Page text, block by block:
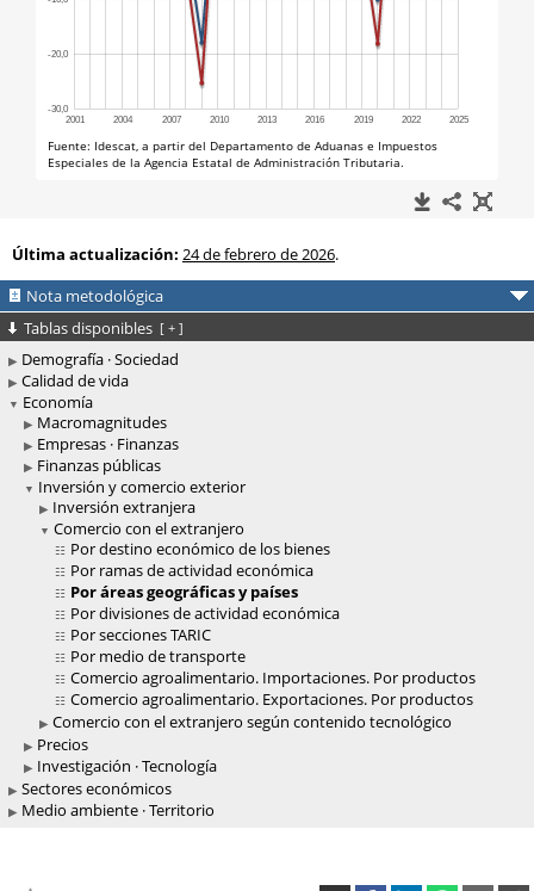
Última actualización: 24 de febrero de 2026.
Nota metodológica
Tablas disponibles [ + ]
Demografía · Sociedad
Calidad de vida
Economía
Macromagnitudes
Empresas · Finanzas
Finanzas públicas
Inversión y comercio exterior
Inversión extranjera
Comercio con el extranjero
Por destino económico de los bienes
Por ramas de actividad económica
Por áreas geográficas y países
Por divisiones de actividad económica
Por secciones TARIC
Por medio de transporte
Comercio agroalimentario. Importaciones. Por productos
Comercio agroalimentario. Exportaciones. Por productos
Comercio con el extranjero según contenido tecnológico
Precios
Investigación · Tecnología
Sectores económicos
Medio ambiente · Territorio